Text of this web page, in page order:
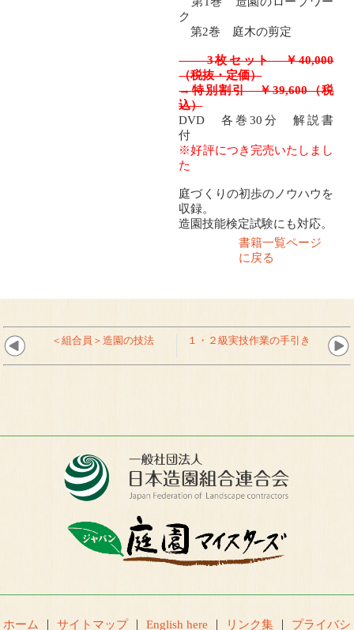
ク
第2巻 庭木の剪定
3枚セット ￥40,000
（税抜・定価）
→特別割引 ￥39,600（税
込）
DVD 各巻30分 解説書
付
※好評につき完売いたしまし
た
庭づくりの初歩のノウハウを
収録。
造園技能検定試験にも対応。
書籍一覧ページ
に戻る
＜組合員＞造園の技法 １・２級実技作業の手引き
ホーム ｜ サイトマップ｜ English here ｜ リンク集 ｜ プライバシ